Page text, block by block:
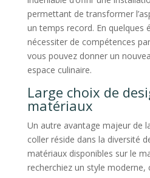
permettant de transformer
un temps record. En quelques
nécessiter de compétences
vous pouvez donner un
espace culinaire.
Large choix de
matériaux
Un autre avantage majeur de
coller réside dans la diversité
matériaux disponibles sur le
recherchiez un style moderne,